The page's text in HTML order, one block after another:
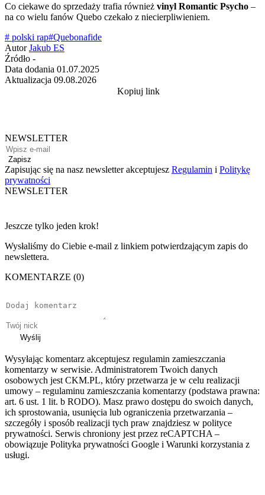
Co ciekawe do sprzedaży trafia również vinyl Romantic Psycho –
na co wielu fanów Quebo czekało z niecierpliwieniem.
# polski rap#Quebonafide
Autor Jakub ES
Źródło -
Data dodania 01.07.2025
Aktualizacja 09.08.2026
Kopiuj link
NEWSLETTER
Zapisz
Zapisując się na nasz newsletter akceptujesz Regulamin i Politykę
prywatności
NEWSLETTER
Jeszcze tylko jeden krok!
Wysłaliśmy do Ciebie e-mail z linkiem potwierdzającym zapis do
newslettera.
KOMENTARZE (0)
Wyślij
Wysyłając komentarz akceptujesz regulamin zamieszczania
komentarzy w serwisie. Administratorem Twoich danych
osobowych jest CKM.PL, który przetwarza je w celu realizacji
umowy – regulaminu zamieszczania komentarzy (podstawa prawna:
art. 6 ust. 1 lit. b RODO). Masz prawo dostępu do swoich danych,
ich sprostowania, usunięcia lub ograniczenia przetwarzania –
szczegóły i sposób realizacji tych praw znajdziesz w polityce
prywatności. Serwis chroniony jest przez reCAPTCHA –
obowiązuje Polityka prywatności Google i Warunki korzystania z
usługi.